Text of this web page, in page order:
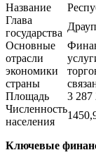
Название
Глава
государства
Основные
отрасли
экономики
страны
Площадь
3 287
Численность
населения
Ключевые